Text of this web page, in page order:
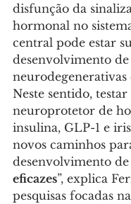
disfunção da
hormonal no
central pode estar
desenvolvimento
neurodegenerativas
Neste sentido,
neuroprotetor de
insulina, GLP-1 e
novos caminhos
desenvolvimento de
eficazes”, explica
pesquisas focadas